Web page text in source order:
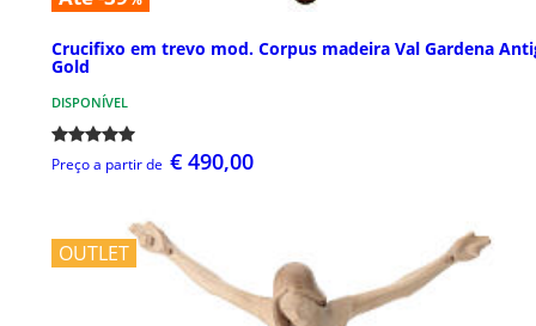
Crucifixo em trevo mod. Corpus madeira Val Gardena
Gold
DISPONÍVEL
Preço a partir de € 490,00
OUTLET